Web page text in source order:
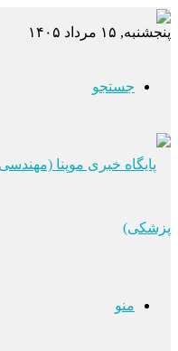
پنجشنبه, ۱۵ مرداد ۱۴۰۵
جستجو
منو